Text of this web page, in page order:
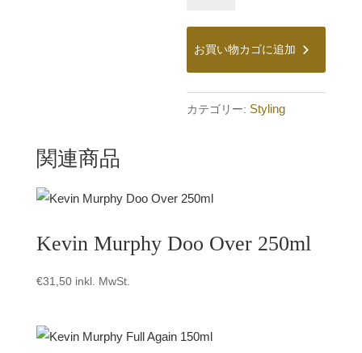
Gravity
Spray
お買い物カゴに追加
カテゴリー: Styling
関連商品
Kevin Murphy Doo Over 250ml
€31,50 inkl. MwSt.